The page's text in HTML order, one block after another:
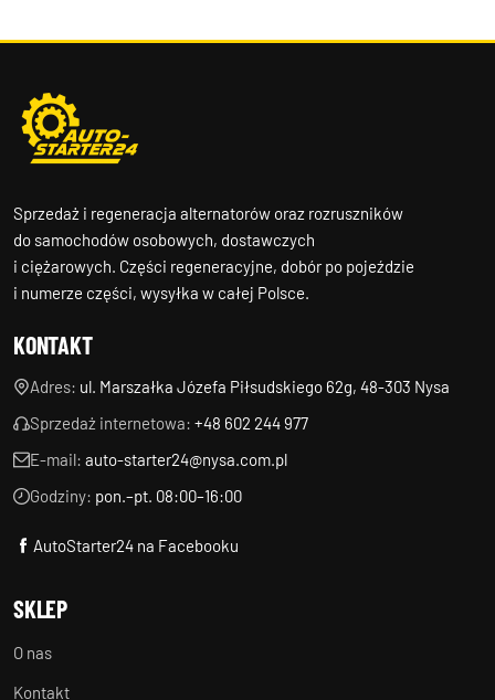
Sprzedaż i regeneracja alternatorów oraz rozruszników
do samochodów osobowych, dostawczych
i ciężarowych. Części regeneracyjne, dobór po pojeździe
i numerze części, wysyłka w całej Polsce.
KONTAKT
Adres: ul. Marszałka Józefa Piłsudskiego 62g, 48-303 Nysa
Sprzedaż internetowa: +48 602 244 977
E-mail: auto-starter24@nysa.com.pl
Godziny: pon.–pt. 08:00–16:00
AutoStarter24 na Facebooku
SKLEP
O nas
Kontakt